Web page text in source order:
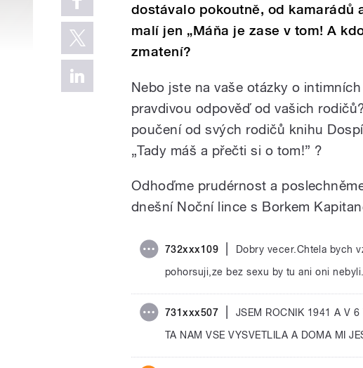
dostávalo pokoutně, od kamarádů
malí jen „Máňa je zase v tom! A
zmatení?
Nebo jste na vaše otázky o
pravdivou odpověď od vašich
poučení od svých rodičů knihu
„Tady máš a přečti si o tom!” ?
Odhoďme prudérnost a
dnešní Noční lince s Borkem
732xxx109
Dobry vecer.Chtela bych
pohorsuji,ze bez sexu by tu ani oni
731xxx507
JSEM ROCNIK 1941 A V 6
TA NAM VSE VYSVETLILA A DOMA MI